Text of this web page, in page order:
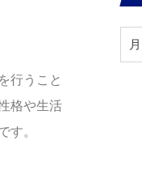
行うこと
格や生活
す。